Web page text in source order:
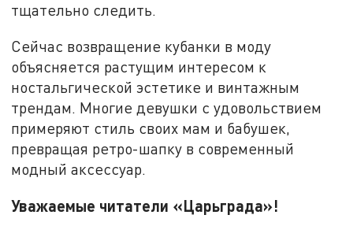
тщательно следить.
Сейчас возвращение кубанки в моду
объясняется растущим интересом к
ностальгической эстетике и винтажным
трендам. Многие девушки с удовольствием
примеряют стиль своих мам и бабушек,
превращая ретро-шапку в современный
модный аксессуар.
Уважаемые читатели «Царьграда»!